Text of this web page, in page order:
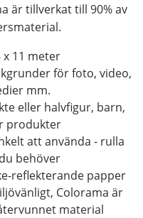
är tillverkat till 90% av
x 11 meter
för foto, video,
mm.
eller halvfigur, barn,
produkter
att använda - rulla
behöver
reflekterande papper
Colorama är
material